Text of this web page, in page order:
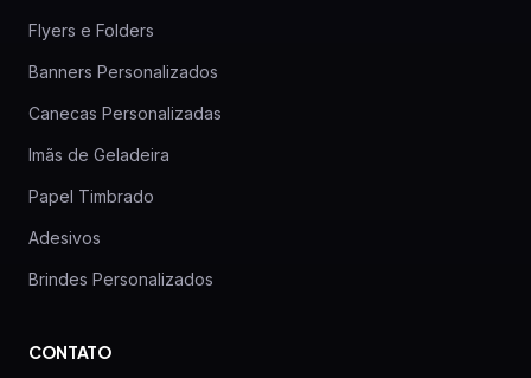
Flyers e Folders
Banners Personalizados
Canecas Personalizadas
Imãs de Geladeira
Papel Timbrado
Adesivos
Brindes Personalizados
CONTATO